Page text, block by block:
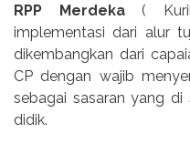
RPP Merdeka(
implementasi dari alur
dikembangkan dari
CP dengan wajib
sebagai sasaran yang di
didik.